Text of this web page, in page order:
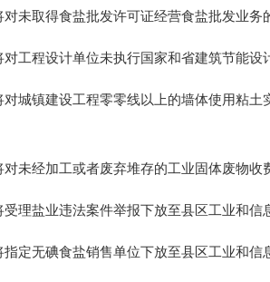
取得食盐批发许可证经营食盐批发业务
程设计单位未执行国家和省建筑节能设
镇建设工程零零线以上的墙体使用粘土
经加工或者废弃堆存的工业固体废物收
盐业违法案件举报下放至县区工业和信
无碘食盐销售单位下放至县区工业和信